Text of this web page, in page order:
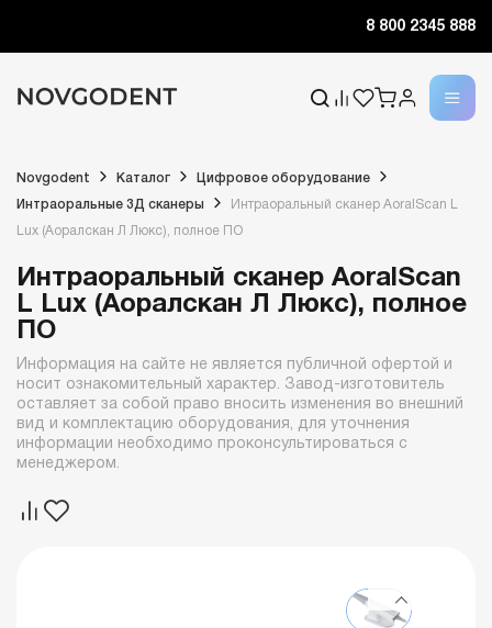
8 800 2345 888
Novgodent Каталог Цифровое оборудование
Интраоральные 3Д сканеры Интраоральный сканер AoralScan L
Lux (Аоралскан Л Люкс), полное ПО
Интраоральный сканер AoralScan
L Lux (Аоралскан Л Люкс), полное
ПО
Информация на сайте не является публичной офертой и
носит ознакомительный характер. Завод-изготовитель
оставляет за собой право вносить изменения во внешний
вид и комплектацию оборудования, для уточнения
информации необходимо проконсультироваться с
менеджером.